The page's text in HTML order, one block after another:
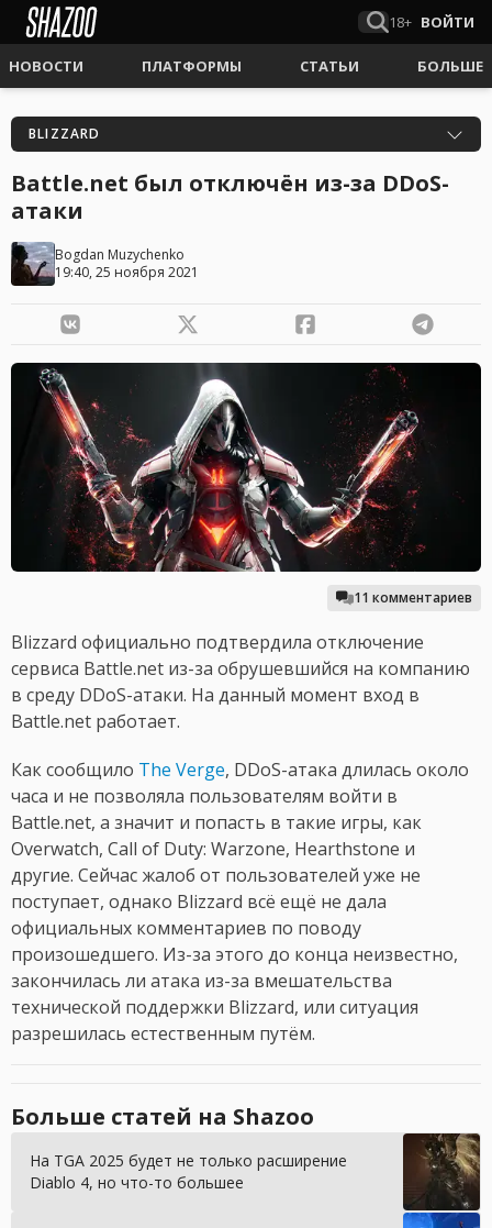
18+ ВОЙТИ
НОВОСТИ ПЛАТФОРМЫ СТАТЬИ БОЛЬШЕ
BLIZZARD
Battle.net был отключён из-за DDoS-
атаки
Bogdan Muzychenko
19:40, 25 ноября 2021
11 комментариев
Blizzard официально подтвердила отключение
сервиса Battle.net из-за обрушевшийся на компанию
в среду DDoS-атаки. На данный момент вход в
Battle.net работает.
Как сообщило The Verge, DDoS-атака длилась около
часа и не позволяла пользователям войти в
Battle.net, а значит и попасть в такие игры, как
Overwatch, Call of Duty: Warzone, Hearthstone и
другие. Сейчас жалоб от пользователей уже не
поступает, однако Blizzard всё ещё не дала
официальных комментариев по поводу
произошедшего. Из-за этого до конца неизвестно,
закончилась ли атака из-за вмешательства
технической поддержки Blizzard, или ситуация
разрешилась естественным путём.
Больше статей на Shazoo
На TGA 2025 будет не только расширение
Diablo 4, но что-то большее